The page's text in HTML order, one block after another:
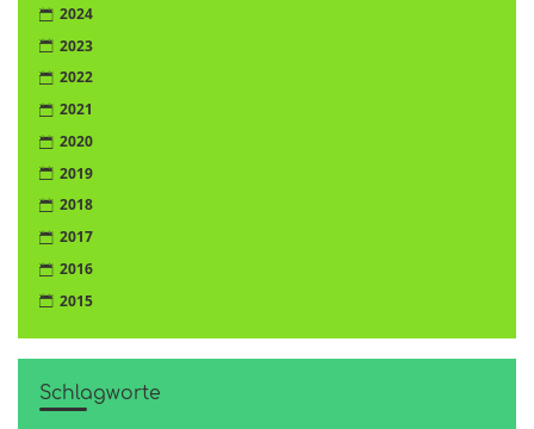
2024
2023
2022
2021
2020
2019
2018
2017
2016
2015
Schlagworte